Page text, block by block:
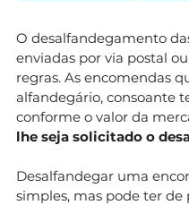
O desalfandegamento
enviadas por via postal
regras. As encomendas
alfandegário, consoante
conforme o valor da
lhe seja solicitado o
Desalfandegar uma
simples, mas pode ter de